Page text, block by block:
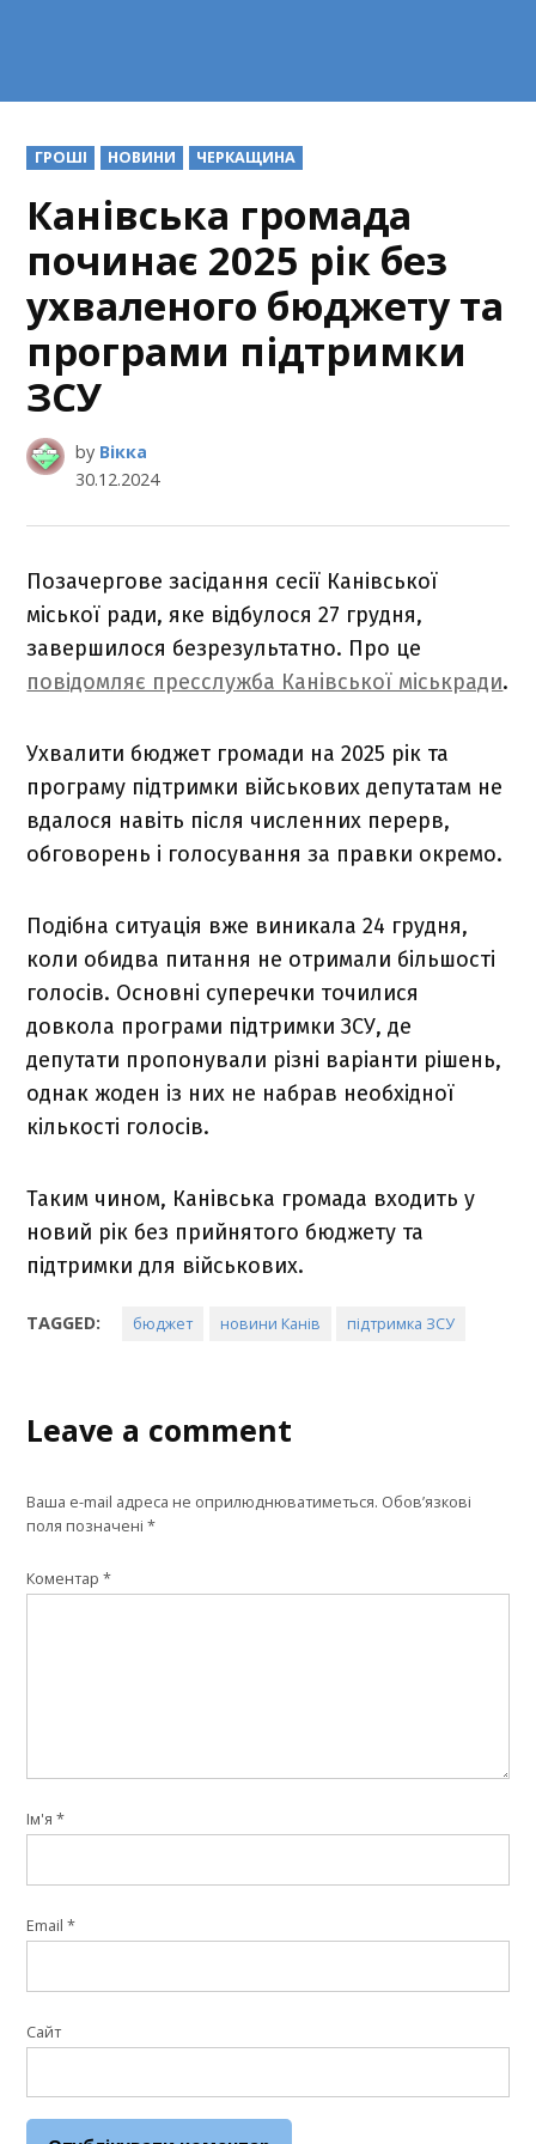
POSTED
IN
ГРОШІ НОВИНИ ЧЕРКАЩИНА
Канівська громада
починає 2025 рік без
ухваленого бюджету та
програми підтримки
ЗСУ
by Вікка
30.12.2024
Позачергове засідання сесії Канівської
міської ради, яке відбулося 27 грудня,
завершилося безрезультатно. Про це
повідомляє пресслужба Канівської міськради.
Ухвалити бюджет громади на 2025 рік та
програму підтримки військових депутатам не
вдалося навіть після численних перерв,
обговорень і голосування за правки окремо.
Подібна ситуація вже виникала 24 грудня,
коли обидва питання не отримали більшості
голосів. Основні суперечки точилися
довкола програми підтримки ЗСУ, де
депутати пропонували різні варіанти рішень,
однак жоден із них не набрав необхідної
кількості голосів.
Таким чином, Канівська громада входить у
новий рік без прийнятого бюджету та
підтримки для військових.
TAGGED: бюджет новини Канів підтримка ЗСУ
Leave a comment
Ваша e-mail адреса не оприлюднюватиметься. Обов’язкові
поля позначені*
Коментар*
Ім'я*
Email*
Сайт